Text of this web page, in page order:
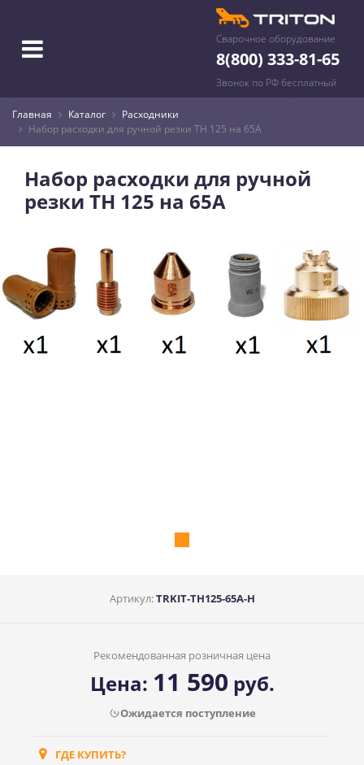
Сварочное оборудование
8(800) 333-81-65
Звонок по РФ бесплатный
Главная Каталог
Расходники
Набор расходки для ручной резки TH 125 на 65А
Набор расходки для ручной
резки TH 125 на 65А
Артикул:TRKIT-TH125-65A-H
Рекомендованная розничная цена
Цена: 11 590 руб.
Ожидается поступление
ГДЕ КУПИТЬ?